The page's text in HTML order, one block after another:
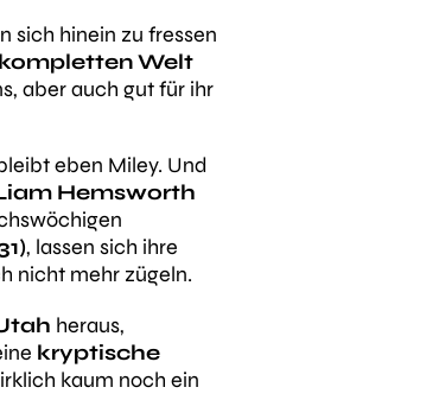
sich hinein zu fressen
Welt
aber auch gut für ihr
eben Miley. Und
Hemsworth
, lassen sich ihre
nicht mehr zügeln.
heraus,
kryptische
kaum noch ein